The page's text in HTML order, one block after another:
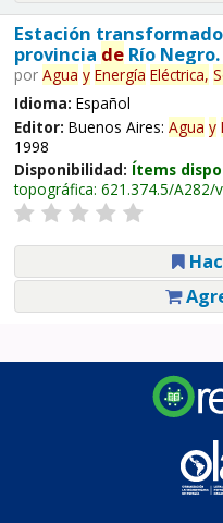
Estación
provincia deRío Negro.
por Agua y Energía Eléctrica,
Idioma: Español
Editor: Buenos Aires: Agua y
1998
Disponibilidad: Ítems
topográfica: 621.374.5/A282/